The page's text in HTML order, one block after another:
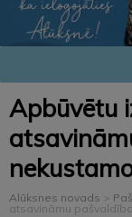
Apbūvētu
Alūksnes novads >
atsavināmu